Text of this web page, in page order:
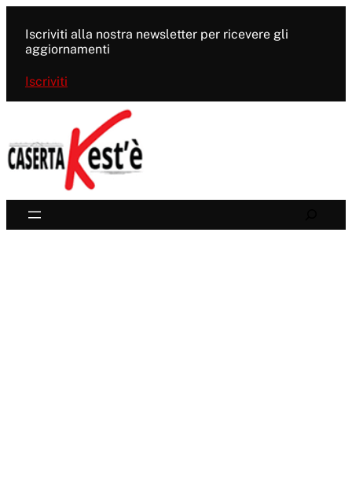
contenuto
Iscriviti alla nostra newsletter per ricevere gli
aggiornamenti
Iscriviti